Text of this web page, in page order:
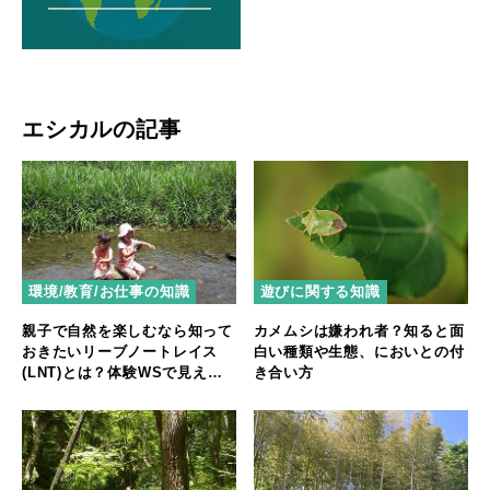
エシカルの記事
環境/教育/お仕事の知識
親子で自然を楽しむなら知って
おきたいリーブノートレイス
(LNT)とは？体験WSで見えた7
遊びに関する知識
カメムシは嫌われ者？知ると面
白い種類や生態、においとの付
き合い方